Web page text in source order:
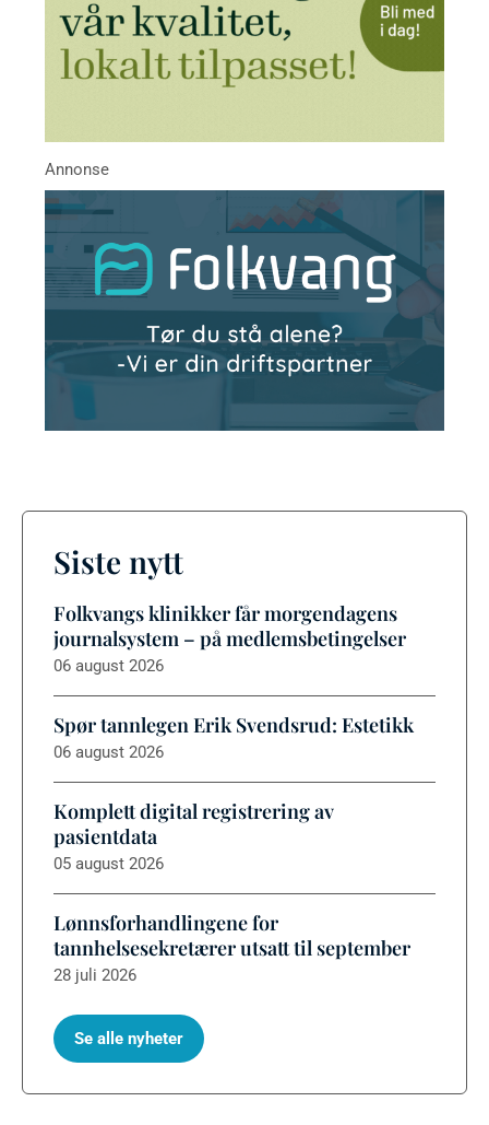
Siste nytt
Folkvangs klinikker får morgendagens
journalsystem – på medlemsbetingelser
06 august 2026
Spør tannlegen Erik Svendsrud: Estetikk
06 august 2026
Komplett digital registrering av
pasientdata
05 august 2026
Lønnsforhandlingene for
tannhelsesekretærer utsatt til september
28 juli 2026
Se alle nyheter